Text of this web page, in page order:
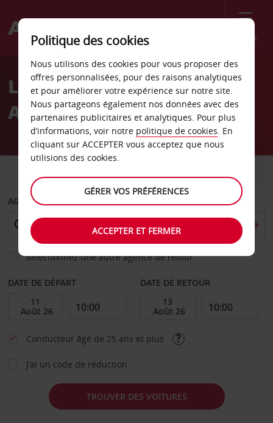
Menu
Welcome
AvisLocation de voiture
Aéroport de Kirkenes
AGENCE DE DÉPART
Sélectionnez une autre agence de retour
DATE DE DÉPART DATE DE RETOUR
Conducteur âgé de 25 ans et plus
J’ai un code de réduction
TROUVER DES VOITURES
Politique des cookies
Nous utilisons des cookies pour vous proposer des
offres personnalisées, pour des raisons analytiques
et pour améliorer votre expérience sur notre site.
Nous partageons également nos données avec des
partenaires publicitaires et analytiques. Pour plus
d’informations, voir notre politique de cookies. En
cliquant sur ACCEPTER vous acceptez que nous
utilisions des cookies.
GÉRER VOS PRÉFÉRENCES
ACCEPTER ET FERMER